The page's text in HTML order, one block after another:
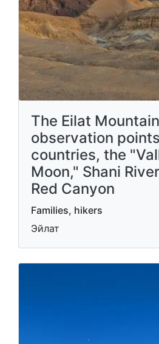
The Eilat
observation
countries, the
Moon," Shani
Red Canyon
Families, hikers
Эйлат